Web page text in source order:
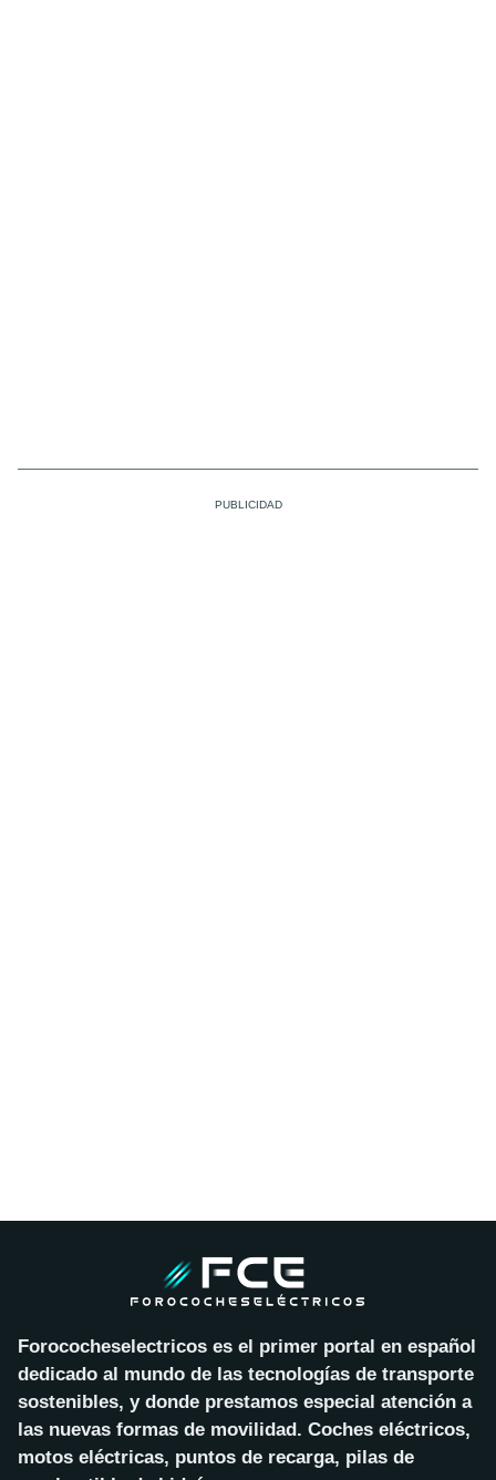
Forococheselectricos es el primer portal en español
dedicado al mundo de las tecnologías de transporte
sostenibles, y donde prestamos especial atención a
las nuevas formas de movilidad. Coches eléctricos,
motos eléctricas, puntos de recarga, pilas de